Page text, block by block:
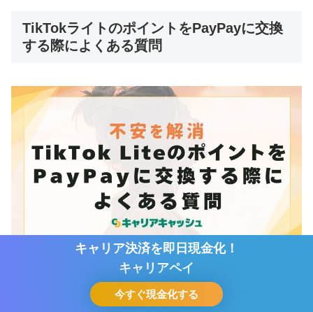
TikTokライトのポイントをPayPayに交換
する際によくある質問
TikTokライトのポイントをPayPayに交換する際によく寄
せられる質問について回答します。
キャリア決済を即日現金化！
キャリアペイ
今すぐ現金化する
キャリア決済を即日現金化！
キャリアペイ
今すぐ現金化する
シェア トップ